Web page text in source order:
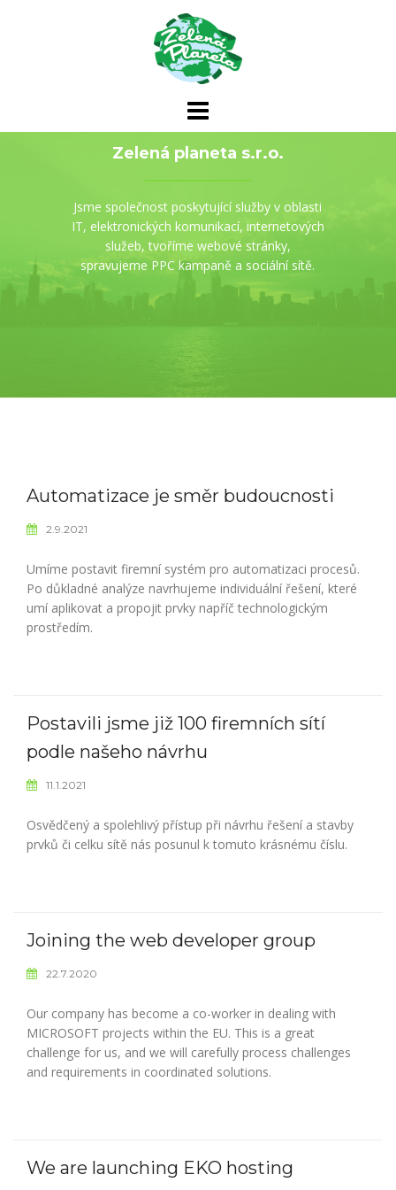
Zelená planeta s.r.o.
Jsme společnost poskytující služby v oblasti
IT, elektronických komunikací, internetových
služeb, tvoříme webové stránky,
spravujeme PPC kampaně a sociální sítě.
Automatizace je směr budoucnosti
2.9.2021
Umíme postavit firemní systém pro automatizaci procesů.
Po důkladné analýze navrhujeme individuální řešení, které
umí aplikovat a propojit prvky napříč technologickým
prostředím.
Postavili jsme již 100 firemních sítí
podle našeho návrhu
11.1.2021
Osvědčený a spolehlivý přístup při návrhu řešení a stavby
prvků či celku sítě nás posunul k tomuto krásnému číslu.
Joining the web developer group
22.7.2020
Our company has become a co-worker in dealing with
MICROSOFT projects within the EU. This is a great
challenge for us, and we will carefully process challenges
and requirements in coordinated solutions.
We are launching EKO hosting